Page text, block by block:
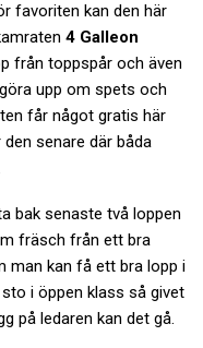
favoriten kan den här
4 Galleon
från toppspår och även
upp om spets och
får något gratis här
senare där båda
bak senaste två loppen
fräsch från ett bra
man kan få ett bra lopp i
i öppen klass så givet
på ledaren kan det gå.